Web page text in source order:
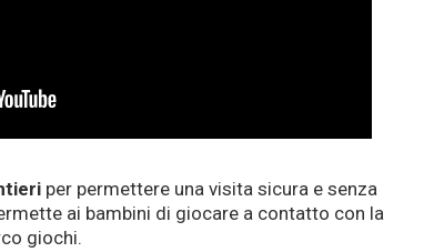
per permettere una visita sicura e senza
ai bambini di giocare a contatto con la
giochi.